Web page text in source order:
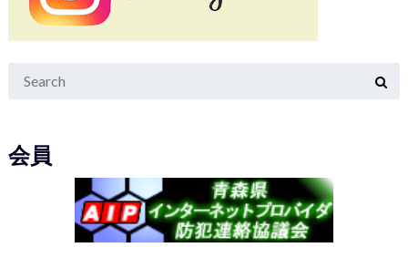
会員